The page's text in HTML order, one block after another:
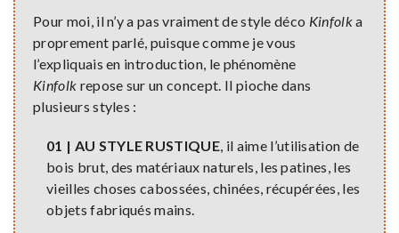
Pour moi, il n’y a pas vraiment de style déco Kinfolka
proprement parlé, puisque comme je vous
l’expliquais en introduction, le phénomène
Kinfolk repose sur un concept. Il pioche dans
plusieurs styles :
01 | AU STYLE RUSTIQUE , il aime l’utilisation de
bois brut, des matériaux naturels, les patines, les
vieilles choses cabossées, chinées, récupérées, les
objets fabriqués mains.